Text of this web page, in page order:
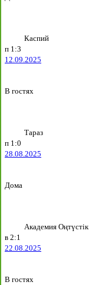
Каспий
п 1:3
12.09.2025
В гостях
Тараз
п 1:0
28.08.2025
Дома
Академия Оңтүстік
в 2:1
22.08.2025
В гостях